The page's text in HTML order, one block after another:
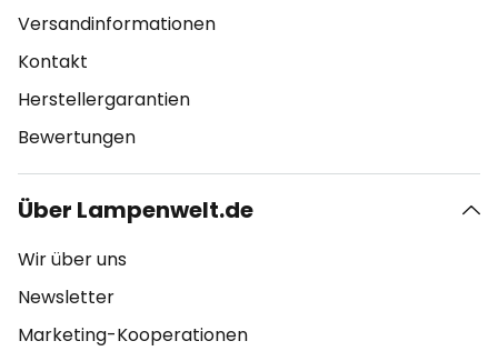
Versandinformationen
Kontakt
Herstellergarantien
Bewertungen
Über Lampenwelt.de
Wir über uns
Newsletter
Marketing-Kooperationen